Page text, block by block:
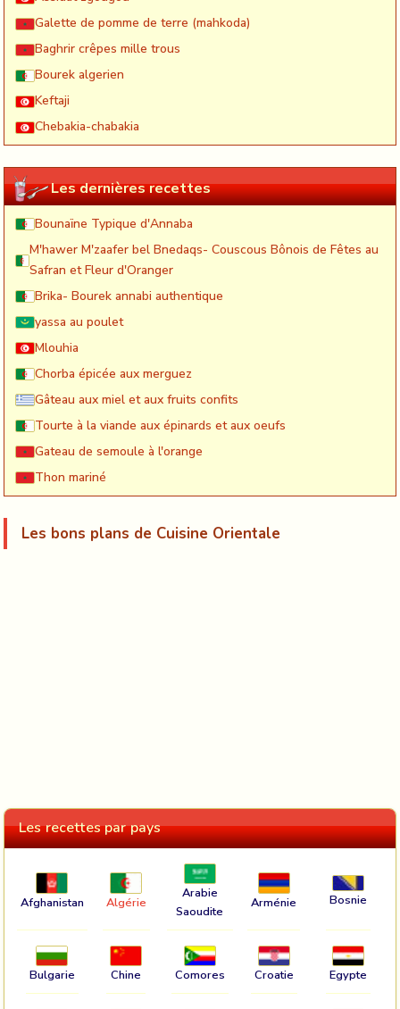
Galette de pomme de terre (mahkoda)
Baghrir crêpes mille trous
Bourek algerien
Keftaji
Chebakia-chabakia
Les dernières recettes
Bounaïne Typique d'Annaba
M'hawer M'zaafer bel Bnedaqs- Couscous Bônois de Fêtes au
Safran et Fleur d'Oranger
Brika- Bourek annabi authentique
yassa au poulet
Mlouhia
Chorba épicée aux merguez
Gâteau aux miel et aux fruits confits
Tourte à la viande aux épinards et aux oeufs
Gateau de semoule à l'orange
Thon mariné
Les bons plans de Cuisine Orientale
Les recettes par pays
Afghanistan Algérie
Arabie
Saoudite
Arménie Bosnie
Bulgarie Chine Comores Croatie Egypte